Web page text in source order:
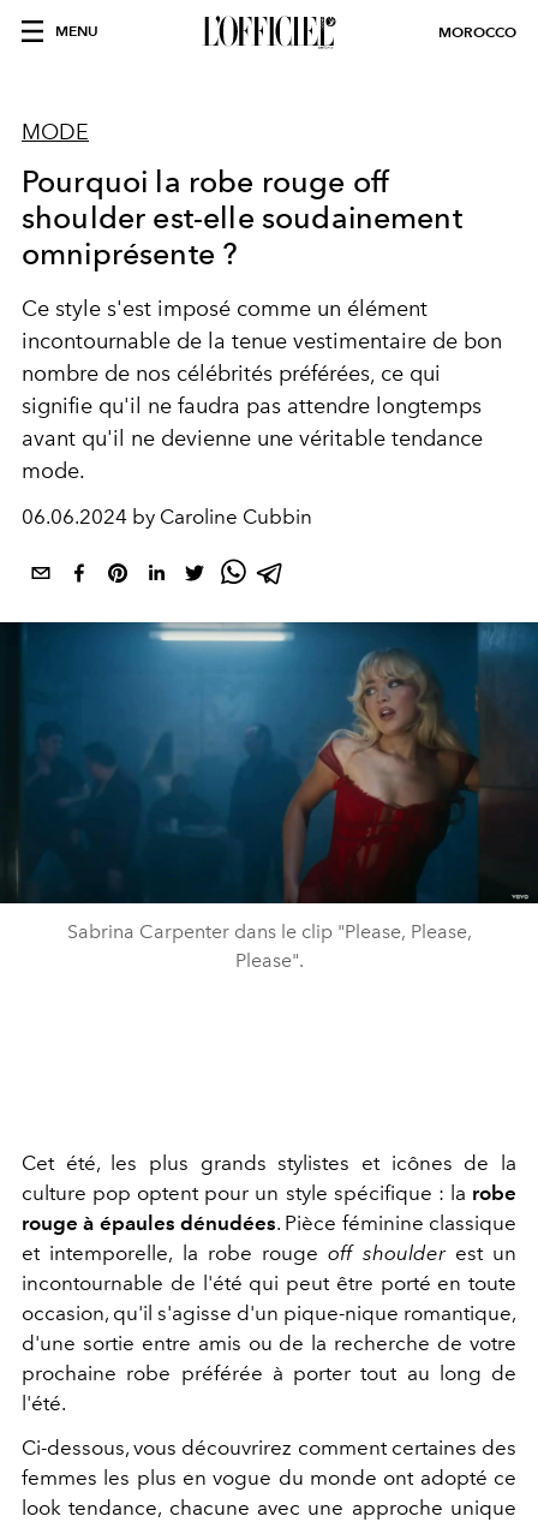
MENU MOROCCO
MODE
Pourquoi la robe rouge off
shoulder est-elle soudainement
omniprésente ?
Ce style s'est imposé comme un élément
incontournable de la tenue vestimentaire de bon
nombre de nos célébrités préférées, ce qui
signifie qu'il ne faudra pas attendre longtemps
avant qu'il ne devienne une véritable tendance
mode.
06.06.2024 by Caroline Cubbin
Sabrina Carpenter dans le clip "Please, Please,
Please".
Cet été, les plus grands stylistes et icônes de la
culture pop optent pour un style spécifique : la robe
rouge à épaules dénudées. Pièce féminine classique
et intemporelle, la robe rouge off shoulder est un
incontournable de l'été qui peut être porté en toute
occasion, qu'il s'agisse d'un pique-nique romantique,
d'une sortie entre amis ou de la recherche de votre
prochaine robe préférée à porter tout au long de
l'été.
Ci-dessous, vous découvrirez comment certaines des
femmes les plus en vogue du monde ont adopté ce
look tendance, chacune avec une approche unique